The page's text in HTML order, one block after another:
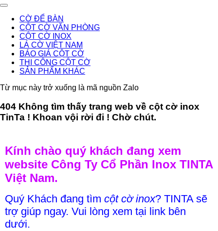
CỜ ĐỂ BÀN
CỘT CỜ VĂN PHÒNG
CỘT CỜ INOX
LÁ CỜ VIỆT NAM
BÁO GIÁ CỘT CỜ
THI CÔNG CỘT CỜ
SẢN PHẨM KHÁC
Từ mục này trở xuống là mã nguồn Zalo
404 Không tìm thấy trang web về cột cờ inox
TinTa ! Khoan vội rời đi ! Chờ chút.
Kính chào quý khách đang xem
website Công Ty Cổ Phần Inox TINTA
Việt Nam.
Quý Khách đang tìm cột cờ inox? TINTA sẽ
trợ giúp ngay. Vui lòng xem tại link bên
dưới.